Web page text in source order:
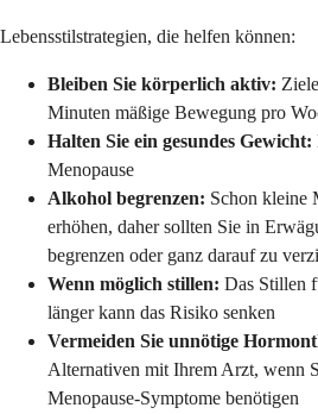
Lebensstilstrategien, die helfen können:
Bleiben Sie körperlich aktiv:
Minuten mäßige Bewegung pro
Halten Sie ein gesundes Gewicht:
Menopause
Alkohol begrenzen: Schon kleine
erhöhen, daher sollten Sie in
begrenzen oder ganz darauf zu
Wenn möglich stillen: Das Stillen
länger kann das Risiko senken
Vermeiden Sie unnötige
Alternativen mit Ihrem Arzt, wenn
Menopause-Symptome benötigen